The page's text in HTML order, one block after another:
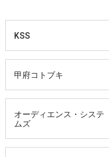
KSS
甲府コトブキ
オーディエンス・システ
ムズ